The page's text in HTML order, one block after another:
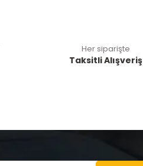
Her siparişte
Taksitli Alışveriş